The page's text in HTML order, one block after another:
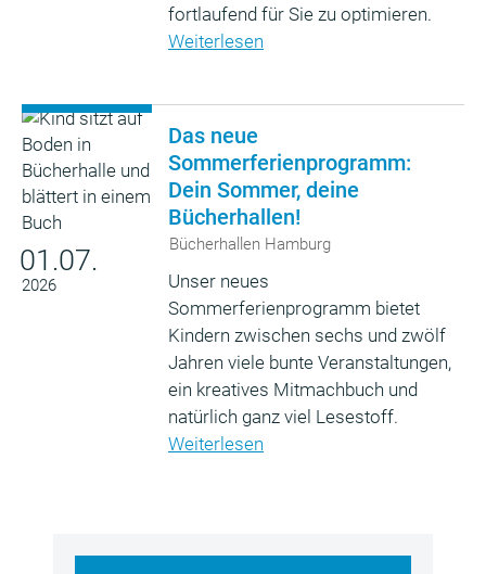
fortlaufend für Sie zu optimieren.
Weiterlesen
01.07.
2026
Das neue
Sommerferienprogramm:
Dein Sommer, deine
Bücherhallen!
Bücherhallen Hamburg
Unser neues
Sommerferienprogramm bietet
Kindern zwischen sechs und zwölf
Jahren viele bunte Veranstaltungen,
ein kreatives Mitmachbuch und
natürlich ganz viel Lesestoff.
Weiterlesen